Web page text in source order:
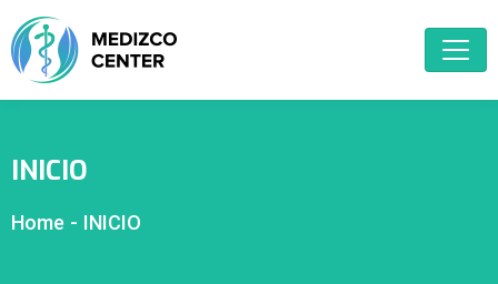
INICIO
Home - INICIO